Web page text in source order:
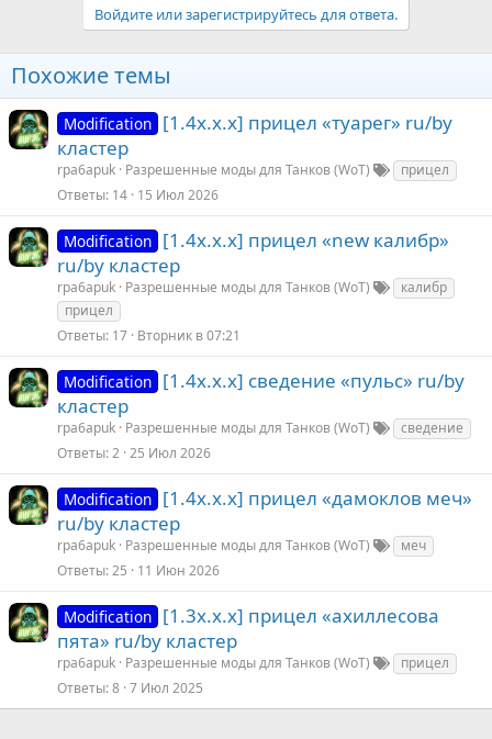
Войдите или зарегистрируйтесь для ответа.
Похожие темы
Modification [1.4х.х.х] прицел «туарег» ru/by
кластер
rpa6apuk Разрешенные моды для Танков (WoT)
прицел
Ответы 14 15 Июл 2026
Modification [1.4х.х.х] прицел «new калибр»
ru/by кластер
rpa6apuk Разрешенные моды для Танков (WoT)
калибр
прицел
Ответы 17 Вторник в 07:21
Modification [1.4х.х.х] сведение «пульс» ru/by
кластер
rpa6apuk Разрешенные моды для Танков (WoT)
сведение
Ответы 2 25 Июл 2026
Modification [1.4х.х.х] прицел «дамоклов меч»
ru/by кластер
rpa6apuk Разрешенные моды для Танков (WoT)
меч
Ответы 25 11 Июн 2026
Modification [1.3х.х.х] прицел «ахиллесова
пята» ru/by кластер
rpa6apuk Разрешенные моды для Танков (WoT)
прицел
Ответы 8 7 Июл 2025